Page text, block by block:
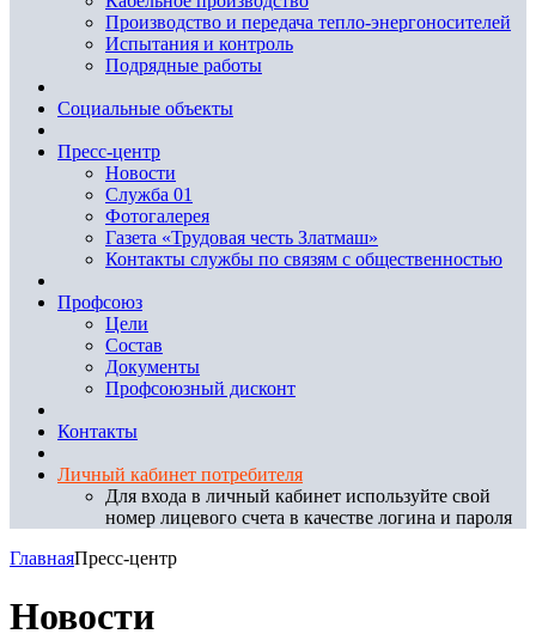
Производство и передача тепло-энергоносителей
Испытания и контроль
Подрядные работы
Социальные объекты
Пресс-центр
Новости
Служба 01
Фотогалерея
Газета «Трудовая честь Златмаш»
Контакты службы по связям с общественностью
Профсоюз
Цели
Состав
Документы
Профсоюзный дисконт
Контакты
Личный кабинет потребителя
Для входа в личный кабинет используйте свой
номер лицевого счета в качестве логина и пароля
ГлавнаяПресс-центр
Новости